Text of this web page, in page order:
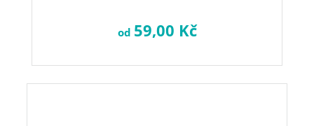
od 59,00 Kč